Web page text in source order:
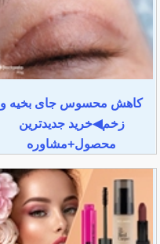
کاهش محسوس جای بخیه و
زخم◀خرید جدیدترین
محصول+مشاوره